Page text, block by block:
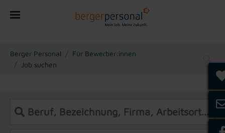
You are here:
Berger Personal
Für Bewerber:innen
Job suchen